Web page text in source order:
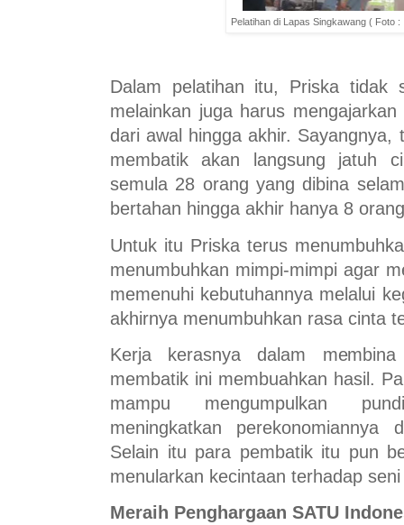
Pelatihan di Lapas Singkawang ( Foto
Dalam pelatihan itu, Priska tidak
melainkan juga harus
dari awal hingga akhir. Sayangnya,
membatik akan langsung jatuh
semula 28 orang yang dibina
bertahan hingga akhir hanya 8
Untuk itu Priska terus
menumbuhkan mimpi-mimpi agar
memenuhi kebutuhannya melalui
akhirnya menumbuhkan rasa cinta
Kerja kerasnya dalam
membatik ini membuahkan hasil.
mampu mengumpulkan
meningkatkan perekonomiannya
Selain itu para pembatik itu pun
menularkan kecintaan terhadap
Meraih Penghargaan SATU